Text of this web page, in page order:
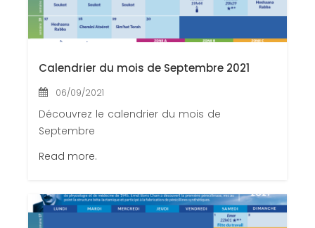
Calendrier du mois de Septembre 2021
06/09/2021
Découvrez le calendrier du mois de
Septembre
Read more.